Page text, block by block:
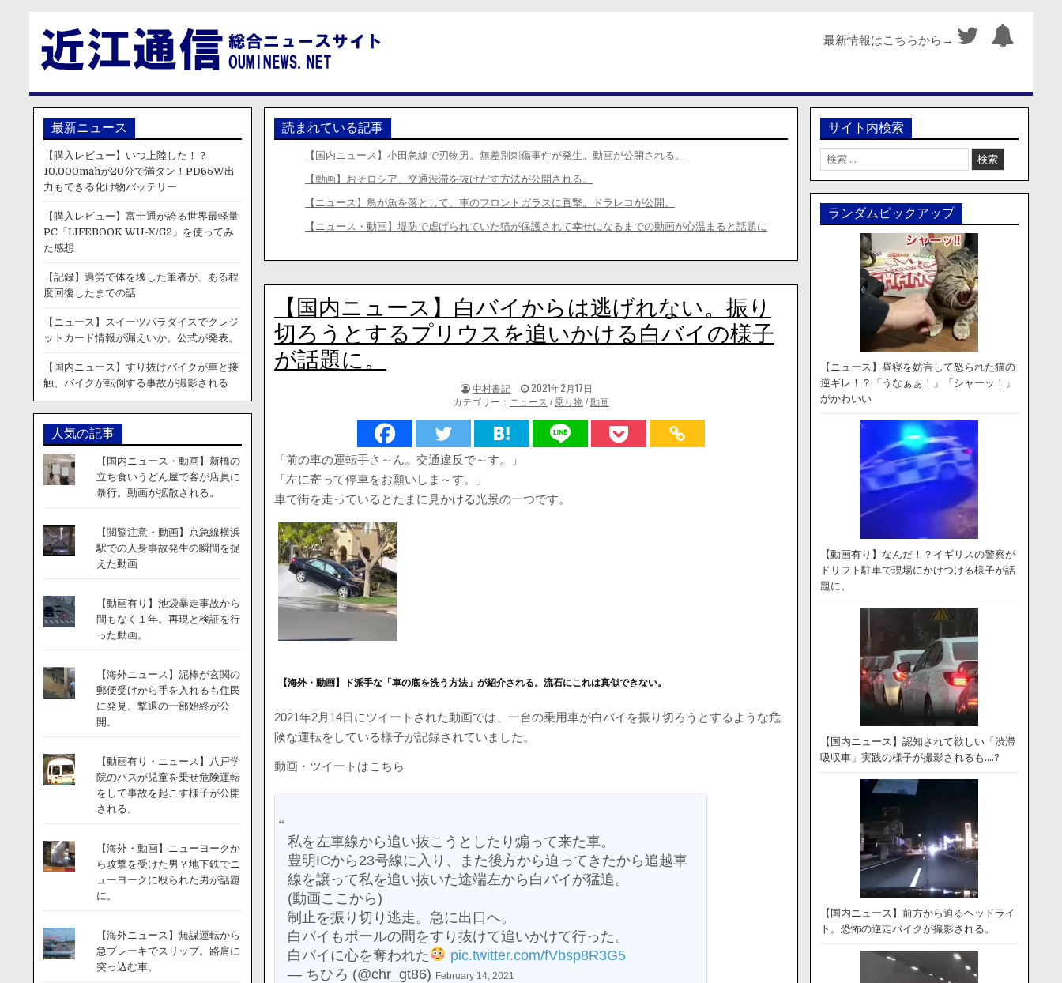
最新情報はこちらから→
読まれている記事
【国内ニュース】小田急線で刃物男。無差別刺傷事件が発生。動画が公開される。
【動画】おそロシア、交通渋滞を抜けだす方法が公開される。
【ニュース】鳥が魚を落として、車のフロントガラスに直撃。ドラレコが公開。
【ニュース・動画】堤防で虐げられていた猫が保護されて幸せになるまでの動画が心温まると話題に
【国内ニュース】白バイからは逃げれない。振り
切ろうとするプリウスを追いかける白バイの様子
が話題に。
著
者:
中村書記
掲
載
日：
2021年2月17日
カテゴリー： ニュース /乗り物 /動画
「前の車の運転手さ～ん。交通違反で～す。」
「左に寄って停車をお願いしま～す。」
車で街を走っているとたまに見かける光景の一つです。
【海外・動画】ド派手な「車の底を洗う方法」が紹介される。流石にこれは真似できない。
2021年2月14日にツイートされた動画では、一台の乗用車が白バイを振り切ろうとするような危
険な運転をしている様子が記録されていました。
動画・ツイートはこちら
私を左車線から追い抜こうとしたり煽って来た車。
豊明ICから23号線に入り、また後方から迫ってきたから追越車
線を譲って私を追い抜いた途端左から白バイが猛追。
(動画ここから)
制止を振り切り逃走。急に出口へ。
白バイもポールの間をすり抜けて追いかけて行った。
白バイに心を奪われた
pic.twitter.com/fVbsp8R3G5
— ちひろ (@chr_gt86) February 14, 2021
最新ニュース
【購入レビュー】いつ上陸した！？
10,000mahが20分で満タン！PD65W出
力もできる化け物バッテリー
【購入レビュー】富士通が誇る世界最軽量
PC「LIFEBOOK WU-X/G2」を使ってみ
た感想
【記録】過労で体を壊した筆者が、ある程
度回復したまでの話
【ニュース】スイーツパラダイスでクレジ
ットカード情報が漏えいか。公式が発表。
【国内ニュース】すり抜けバイクが車と接
触、バイクが転倒する事故が撮影される
人気の記事
【国内ニュース・動画】新橋の
立ち食いうどん屋で客が店員に
暴行。動画が拡散される。
【閲覧注意・動画】京急線横浜
駅での人身事故発生の瞬間を捉
えた動画
【動画有り】池袋暴走事故から
間もなく１年。再現と検証を行
った動画。
【海外ニュース】泥棒が玄関の
郵便受けから手を入れるも住民
に発見。撃退の一部始終が公
開。
【動画有り・ニュース】八戸学
院のバスが児童を乗せ危険運転
をして事故を起こす様子が公開
される。
【海外・動画】ニューヨークか
ら攻撃を受けた男？地下鉄でニ
ューヨークに殴られた男が話題
に。
【海外ニュース】無謀運転から
急ブレーキでスリップ。路肩に
突っ込む車。
サイト内検索
検
索:
ランダムピックアップ
【ニュース】昼寝を妨害して怒られた猫の
逆ギレ！？「うなぁぁ！」「シャーッ！」
がかわいい
【動画有り】なんだ！？イギリスの警察が
ドリフト駐車で現場にかけつける様子が話
題に。
【国内ニュース】認知されて欲しい「渋滞
吸収車」実践の様子が撮影されるも….?
【国内ニュース】前方から迫るヘッドライ
ト。恐怖の逆走バイクが撮影される。